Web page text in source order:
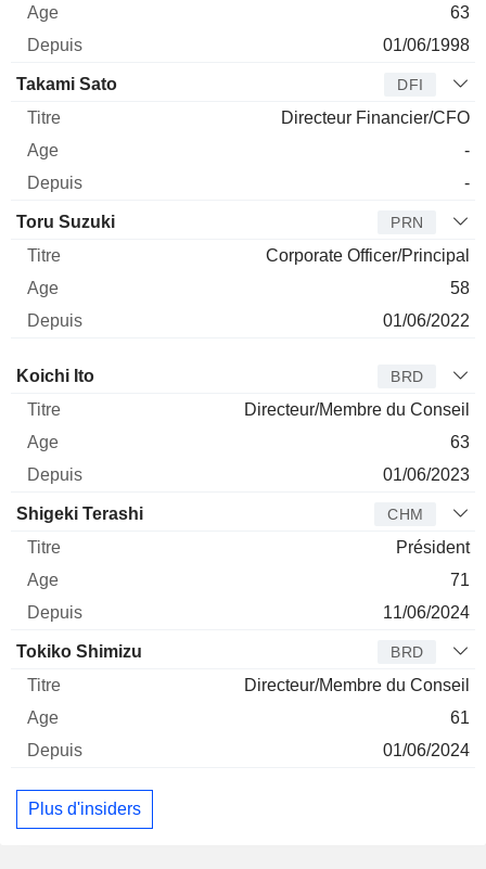
63
01/06/1998
Takami Sato DFI
Directeur Financier/CFO
-
-
Toru Suzuki PRN
Corporate Officer/Principal
58
01/06/2022
Administrateur
Koichi Ito BRD
Directeur/Membre du Conseil
63
01/06/2023
Shigeki Terashi CHM
Président
71
11/06/2024
Tokiko Shimizu BRD
Directeur/Membre du Conseil
61
01/06/2024
Plus d'insiders